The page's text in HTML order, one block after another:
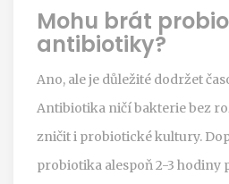
Mohu brát
antibiotiky?
Ano, ale je důležité dodržet
Antibiotika ničí bakterie bez
zničit i probiotické kultury.
probiotika alespoň 2-3 hodiny